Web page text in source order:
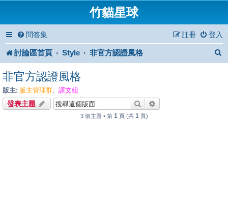
竹貓星球
問答集 登入
註冊
討論區首頁 Style 非官方認證風格
非官方認證風格
版主: 版主管理群、 譯文組
發表主題 搜尋
3 個主題 • 第 1 頁 (共 1 頁)